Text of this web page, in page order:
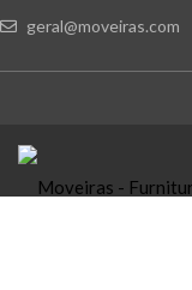
geral@moveiras.com